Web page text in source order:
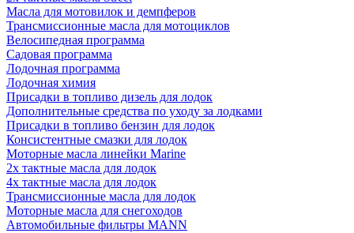
Масла для мотовилок и демпферов
Трансмиссионные масла для мотоциклов
Велосипедная программа
Садовая программа
Лодочная программа
Лодочная химия
Присадки в топливо дизель для лодок
Дополнительные средства по уходу за лодками
Присадки в топливо бензин для лодок
Консистентные смазки для лодок
Моторные масла линейки Marine
2х тактные масла для лодок
4х тактные масла для лодок
Трансмиссионные масла для лодок
Моторные масла для снегоходов
Автомобильные фильтры MANN